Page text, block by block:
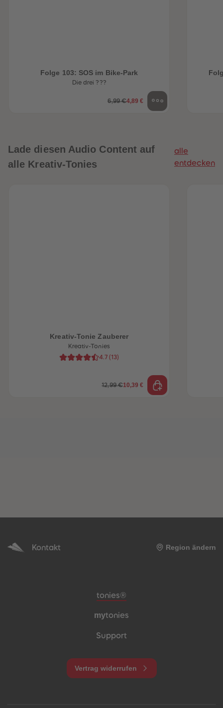
Folge 103: SOS im Bike-Park
Die drei ???
6,99 €4,89 €
Lade diesen Audio Content auf
alle Kreativ-Tonies
alle
entdecken
Kreativ-Tonie Zauberer
Kreativ-Tonies
4.7 (13)
12,99 €10,39 €
Kontakt Region ändern
Meta-Navigation Footer
tonies®
mytonies
Support
Vertrag widerrufen